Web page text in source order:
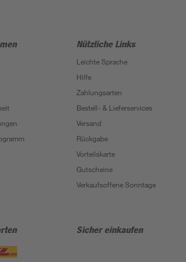
Nützliche Links
Leichte Sprache
Hilfe
Zahlungsarten
Bestell- & Lieferservices
Versand
Rückgabe
Vorteilskarte
Gutscheine
Verkaufsoffene Sonntage
Sicher einkaufen